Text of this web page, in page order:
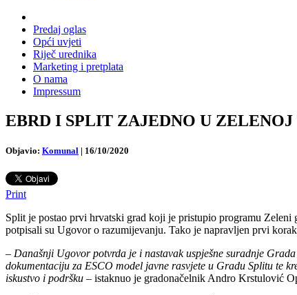
Predaj oglas
Opći uvjeti
Riječ urednika
Marketing i pretplata
O nama
Impressum
EBRD I SPLIT ZAJEDNO U
Objavio: Komunal | 16/10/2020
Print
Split je postao prvi hrvatski grad koji je pristupio programu
potpisali su Ugovor o razumijevanju. Tako je napravljen prvi
– Današnji Ugovor potvrda je i nastavak uspješne suradnje
dokumentaciju za ESCO model javne rasvjete u Gradu Splitu te
iskustvo i podršku – istaknuo je gradonačelnik Andro Krstulović